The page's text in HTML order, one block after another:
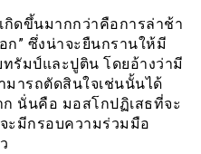
ดขึ้นมากกว่าคือการล่าช้า
ก” ซึ่งน่าจะยืนกรานให้มี
รัมป์และปูติน โดยอ้างว่ามี
มารถตัดสินใจเช่นนั้นได้
นั่นคือ มอสโกปฏิเสธที่จะ
ะมีกรอบความร่วมมือ